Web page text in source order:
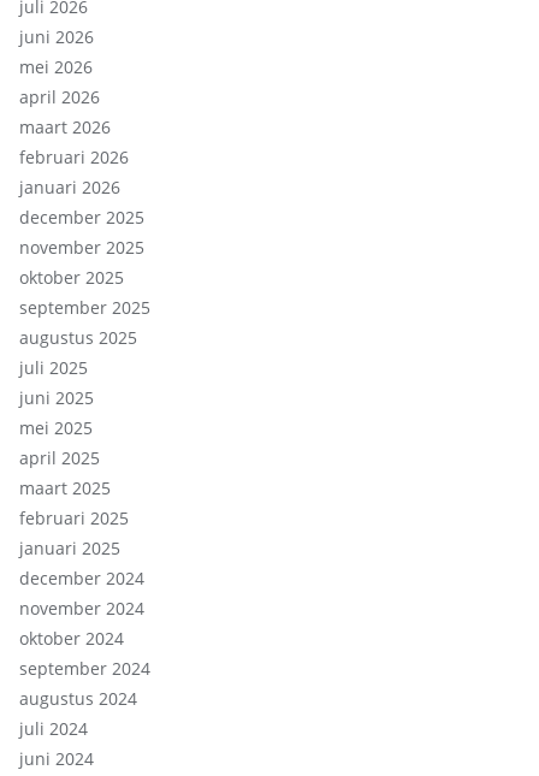
juli 2026
juni 2026
mei 2026
april 2026
maart 2026
februari 2026
januari 2026
december 2025
november 2025
oktober 2025
september 2025
augustus 2025
juli 2025
juni 2025
mei 2025
april 2025
maart 2025
februari 2025
januari 2025
december 2024
november 2024
oktober 2024
september 2024
augustus 2024
juli 2024
juni 2024